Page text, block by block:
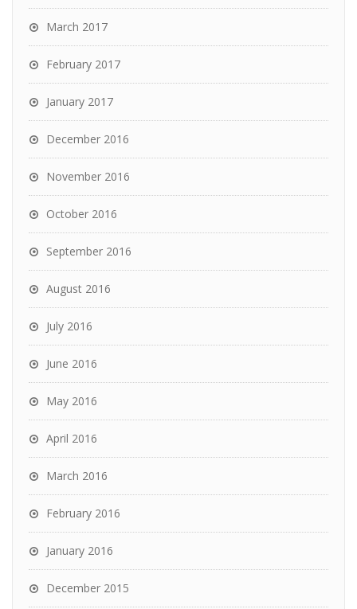
March 2017
February 2017
January 2017
December 2016
November 2016
October 2016
September 2016
August 2016
July 2016
June 2016
May 2016
April 2016
March 2016
February 2016
January 2016
December 2015